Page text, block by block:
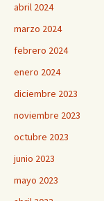
abril 2024
marzo 2024
febrero 2024
enero 2024
diciembre 2023
noviembre 2023
octubre 2023
junio 2023
mayo 2023